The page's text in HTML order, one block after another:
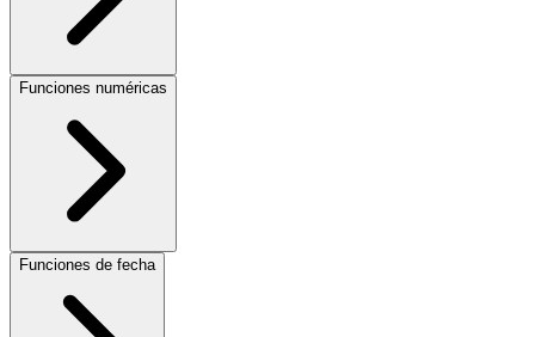
Funciones numéricas
Funciones de fecha